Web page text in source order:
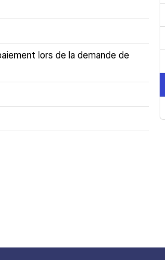
lors de la demande de